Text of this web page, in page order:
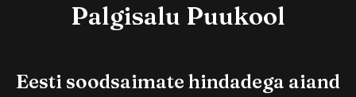
25,00€
Palgisalu Puukool
Eesti soodsaimate hindadega aiand